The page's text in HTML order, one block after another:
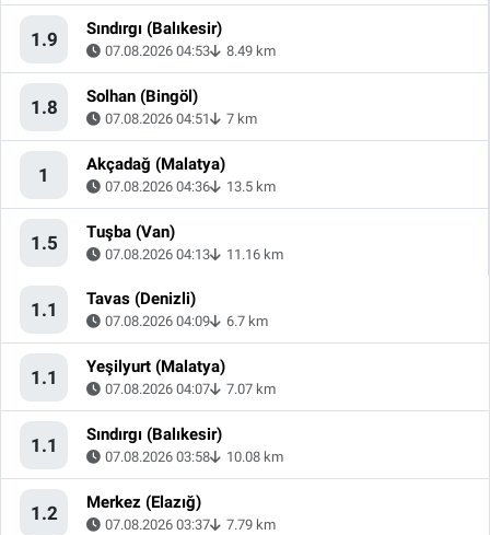
1.9 Sındırgı (Balıkesir)
07.08.2026 04:53 8.49 km
1.8 Solhan (Bingöl)
07.08.2026 04:51 7 km
1 Akçadağ (Malatya)
07.08.2026 04:36 13.5 km
1.5 Tuşba (Van)
07.08.2026 04:13 11.16 km
1.1 Tavas (Denizli)
07.08.2026 04:09 6.7 km
1.1 Yeşilyurt (Malatya)
07.08.2026 04:07 7.07 km
1.1 Sındırgı (Balıkesir)
07.08.2026 03:58 10.08 km
1.2 Merkez (Elazığ)
07.08.2026 03:37 7.79 km